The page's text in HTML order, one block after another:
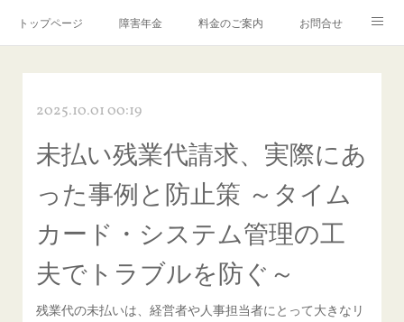
トップページ 障害年金 料金のご案内 お問合せ
2025.10.01 00:19
未払い残業代請求、実際にあ
った事例と防止策 ～タイム
カード・システム管理の工
夫でトラブルを防ぐ～
残業代の未払いは、経営者や人事担当者にとって大きなリ